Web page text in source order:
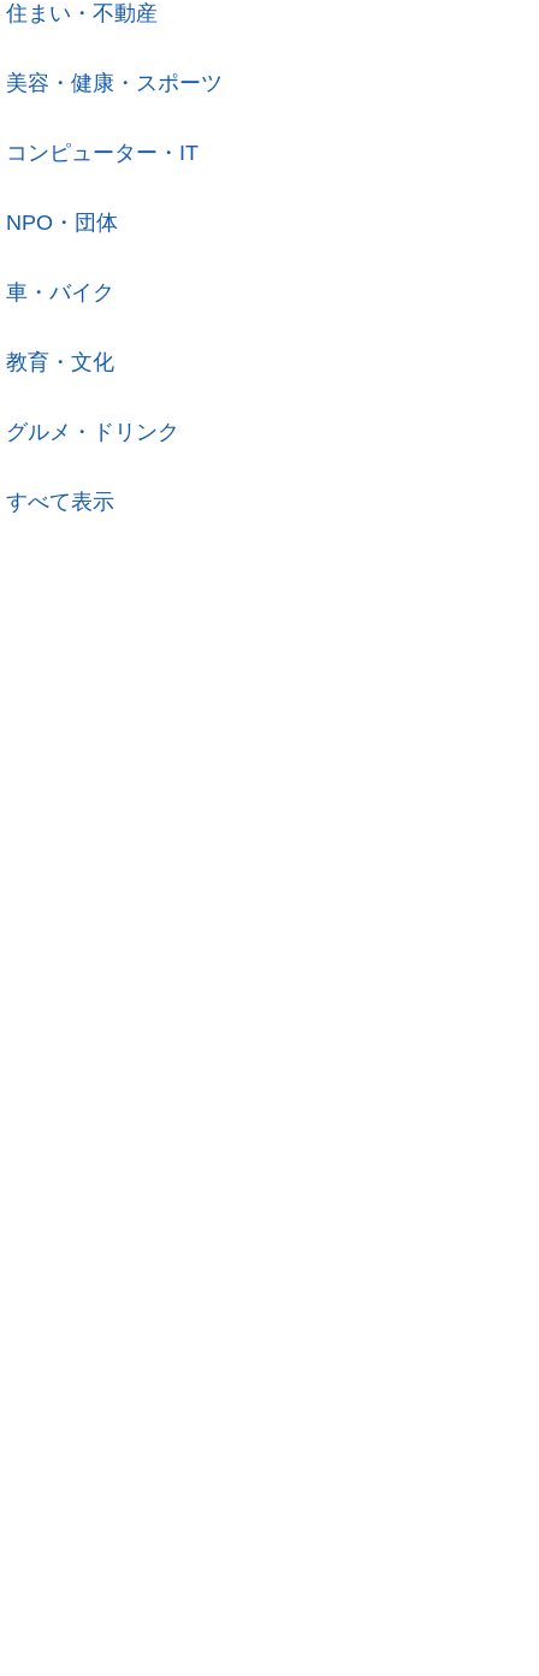
住まい・不動産
美容・健康・スポーツ
コンピューター・IT
NPO・団体
車・バイク
教育・文化
グルメ・ドリンク
すべて表示